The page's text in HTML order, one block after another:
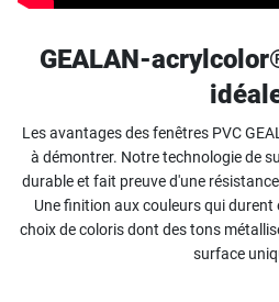
GEALAN-
Les avantages des fenêtres PVC
à démontrer. Notre technologie de
durable et fait preuve d'une
Une finition aux couleurs qui
choix de coloris dont des tons
surface